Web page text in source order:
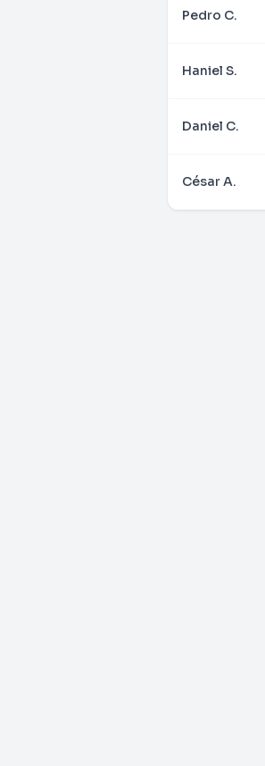
Pedro C.
Haniel S.
Daniel C.
César A.